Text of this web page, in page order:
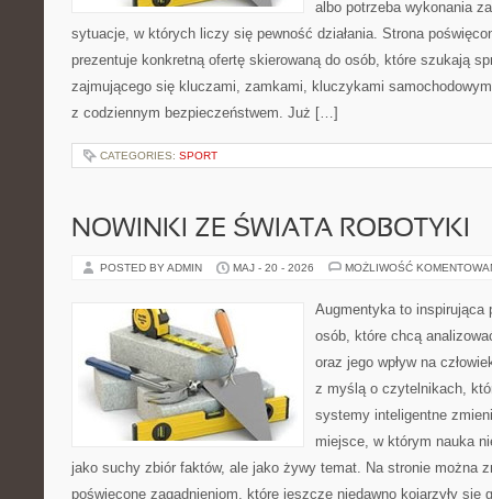
albo potrzeba wykonania
sytuacje, w których liczy się pewność działania. Strona
prezentuje konkretną ofertę skierowaną do osób, które szukają
zajmującego się kluczami, zamkami, kluczykami
z codziennym bezpieczeństwem. Już […]
CATEGORIES: SPORT
NOWINKI ZE ŚWIATA ROBOTYKI
POSTED BY ADMIN MAJ - 20 - 2026 MOŻLIWOŚĆ
Augmentyka to inspirująca
osób, które chcą
oraz jego wpływ na
z myślą o czytelnikach,
systemy inteligentne
miejsce, w którym nauka
jako suchy zbiór faktów, ale jako żywy temat. Na stronie można
poświęcone zagadnieniom, które jeszcze niedawno kojarzyły się